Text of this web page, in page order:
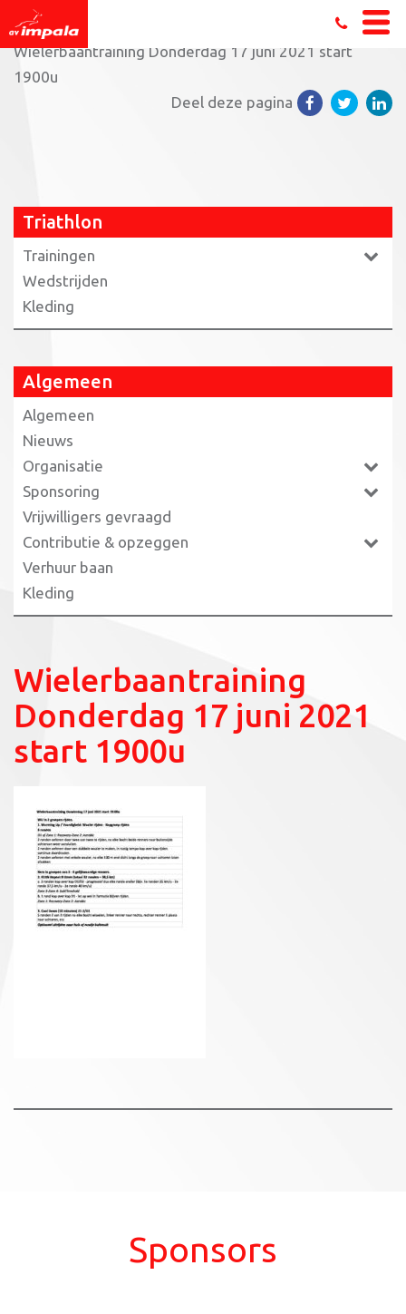
Home»Triathlon Senioren
»
Wielerbaantraining Donderdag 17 juni 2021 start
1900u
Deel deze pagina
Triathlon
Trainingen
Wedstrijden
Kleding
Algemeen
Algemeen
Nieuws
Organisatie
Sponsoring
Vrijwilligers gevraagd
Contributie & opzeggen
Verhuur baan
Kleding
Wielerbaantraining
Donderdag 17 juni 2021
start 1900u
Sponsors